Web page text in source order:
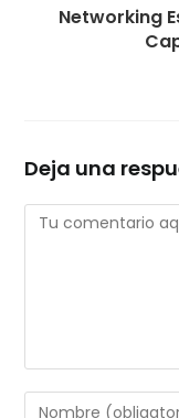
Networking
Deja una
Comentario
Introduce